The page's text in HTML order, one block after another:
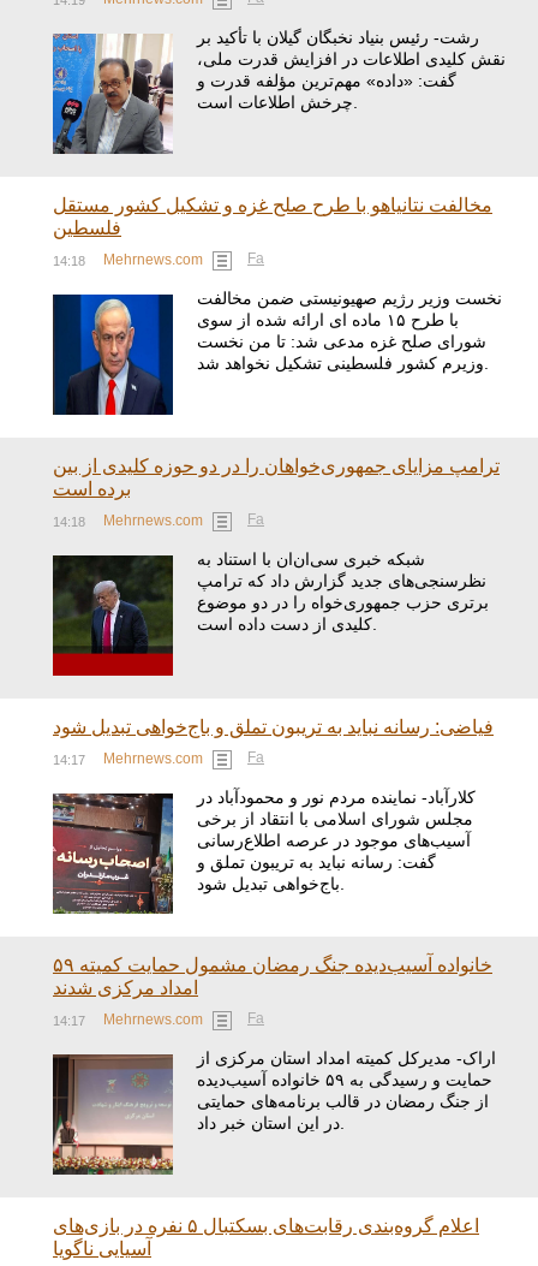
رشت- رئیس بنیاد نخبگان گیلان با تأکید بر
نقش کلیدی اطلاعات در افزایش قدرت ملی،
گفت: «داده» مهم‌ترین مؤلفه قدرت و
مخالفت نتانیاهو با طرح صلح غزه و تشکیل کشور مستقل
فلسطین
14:18 Mehrnews.com Fa
نخست وزیر رژیم صهیونیستی ضمن مخالفت
با طرح ۱۵ ماده ای ارائه شده از سوی
شورای صلح غزه مدعی شد: تا من نخست
ترامپ مزایای جمهوری‌خواهان را در دو حوزه کلیدی از بین
برده است
14:18 Mehrnews.com Fa
شبکه خبری سی‌ان‌ان با استناد به
نظرسنجی‌های جدید گزارش داد که ترامپ
برتری حزب جمهوری‌خواه را در دو موضوع
فیاضی: رسانه نباید به تریبون تملق و باج‌خواهی تبدیل شود
14:17 Mehrnews.com Fa
کلارآباد- نماینده مردم نور و محمودآباد در
مجلس شورای اسلامی با انتقاد از برخی
آسیب‌های موجود در عرصه اطلاع‌رسانی
گفت: رسانه نباید به تریبون تملق و
۵۹ خانواده آسیب‌دیده جنگ رمضان مشمول حمایت کمیته
امداد مرکزی شدند
14:17 Mehrnews.com Fa
اراک- مدیرکل کمیته امداد استان مرکزی از
حمایت و رسیدگی به ۵۹ خانواده آسیب‌دیده
از جنگ رمضان در قالب برنامه‌های حمایتی
اعلام گروه‌بندی رقابت‌های بسکتبال ۵ نفره در بازی‌های
آسیایی ناگویا